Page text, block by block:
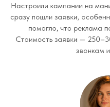
Настроили кампании на
сразу пошли заявки,
помогло, что реклама
Стоимость заявки —
звонкам